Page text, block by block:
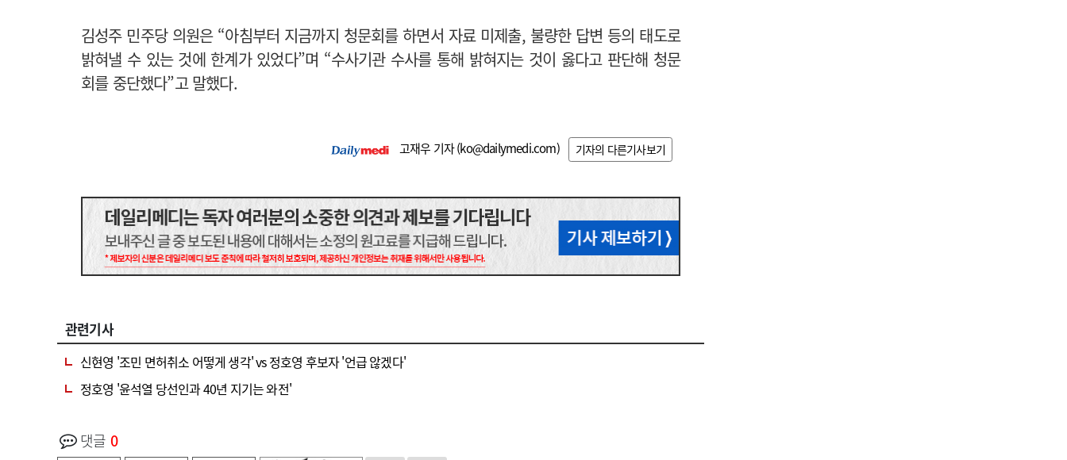
김성주 민주당 의원은 “아침부터 지금까지 청문회를 하면서 자료 미제출, 불량한 답변 등의 태도로
밝혀낼 수 있는 것에 한계가 있었다”며 “수사기관 수사를 통해 밝혀지는 것이 옳다고 판단해 청문
회를 중단했다”고 말했다.
고재우 기자 (ko@dailymedi.com) 기자의 다른기사보기
관련기사
신현영 '조민 면허취소 어떻게 생각' vs 정호영 후보자 '언급 않겠다'
정호영 '윤석열 당선인과 40년 지기는 와전'
댓글 0